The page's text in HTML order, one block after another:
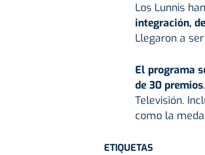
Los Lunnis
integración,
Llegaron a
El programa
de 30 premios
Televisión.
como la
ETIQUETAS